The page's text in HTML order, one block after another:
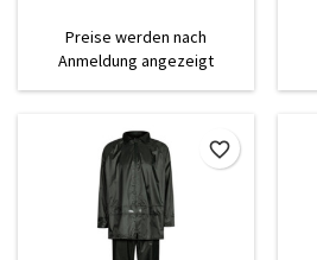
Preise werden nach
Anmeldung angezeigt
favorite_border